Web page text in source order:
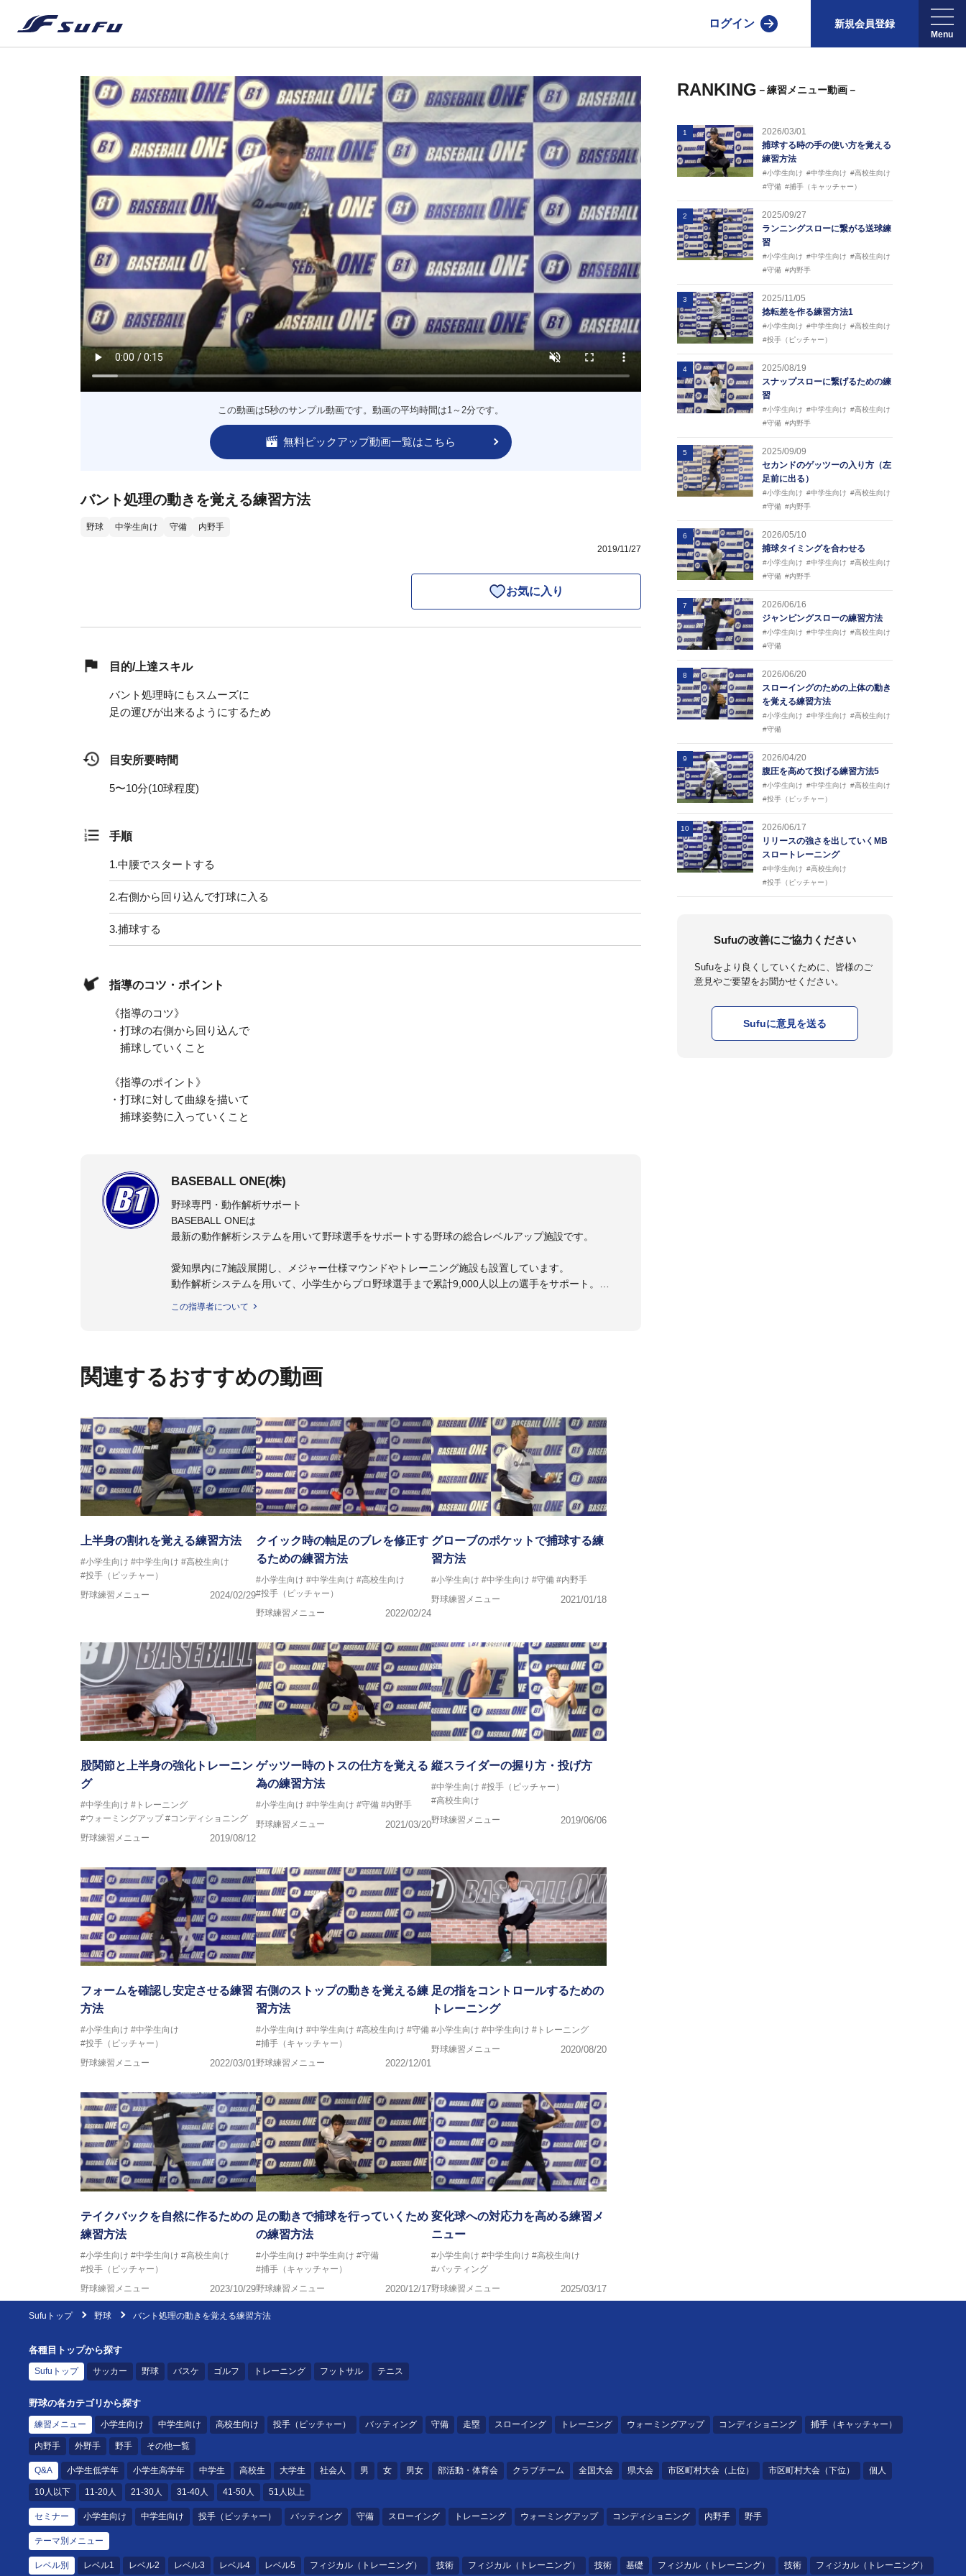
ログイン 新規会員登録
この動画は5秒のサンプル動画です。動画の平均時間は1～2分です。
無料ピックアップ動画一覧はこちら
バント処理の動きを覚える練習方法
野球 中学生向け 守備 内野手
2019/11/27
お気に入り
目的/上達スキル
バント処理時にもスムーズに
足の運びが出来るようにするため
目安所要時間
5〜10分(10球程度)
手順
1.中腰でスタートする
2.右側から回り込んで打球に入る
3.捕球する
指導のコツ・ポイント
《指導のコツ》
・打球の右側から回り込んで
捕球していくこと
《指導のポイント》
・打球に対して曲線を描いて
捕球姿勢に入っていくこと
BASEBALL ONE(株)
野球専門・動作解析サポート
BASEBALL ONEは
最新の動作解析システムを用いて野球選手をサポートする野球の総合レベルアップ施設です。
愛知県内に7施設展開し、メジャー仕様マウンドやトレーニング施設も設置しています。
動作解析システムを用いて、小学生からプロ野球選手まで累計9,000人以上の選手をサポート。
この指導者について
関連するおすすめの動画
上半身の割れを覚える練習方法
#小学生向け #中学生向け #高校生向け
#投手（ピッチャー）
野球練習メニュー
2024/02/29
クイック時の軸足のブレを修正す
るための練習方法
#小学生向け #中学生向け #高校生向け
#投手（ピッチャー）
野球練習メニュー
2022/02/24
グローブのポケットで捕球する練
習方法
#小学生向け #中学生向け #守備 #内野手
野球練習メニュー
2021/01/18
股関節と上半身の強化トレーニン
グ
#中学生向け #トレーニング
#ウォーミングアップ #コンディショニング
野球練習メニュー
2019/08/12
ゲッツー時のトスの仕方を覚える
為の練習方法
#小学生向け #中学生向け #守備 #内野手
野球練習メニュー
2021/03/20
縦スライダーの握り方・投げ方
#中学生向け #投手（ピッチャー）
#高校生向け
野球練習メニュー
2019/06/06
フォームを確認し安定させる練習
方法
#小学生向け #中学生向け
#投手（ピッチャー）
野球練習メニュー
2022/03/01
右側のストップの動きを覚える練
習方法
#小学生向け #中学生向け #高校生向け #守備
#捕手（キャッチャー）
野球練習メニュー
2022/12/01
足の指をコントロールするための
トレーニング
#小学生向け #中学生向け #トレーニング
野球練習メニュー
2020/08/20
テイクバックを自然に作るための
練習方法
#小学生向け #中学生向け #高校生向け
#投手（ピッチャー）
野球練習メニュー
2023/10/29
足の動きで捕球を行っていくため
の練習方法
#小学生向け #中学生向け #守備
#捕手（キャッチャー）
野球練習メニュー
2020/12/17
変化球への対応力を高める練習メ
ニュー
#小学生向け #中学生向け #高校生向け
#バッティング
野球練習メニュー
2025/03/17
RANKING －練習メニュー動画－
1
2026/03/01
捕球する時の手の使い方を覚える
練習方法
#小学生向け #中学生向け #高校生向け
#守備 #捕手（キャッチャー）
2
2025/09/27
ランニングスローに繋がる送球練
習
#小学生向け #中学生向け #高校生向け
#守備 #内野手
3
2025/11/05
捻転差を作る練習方法1
#小学生向け #中学生向け #高校生向け
#投手（ピッチャー）
4
2025/08/19
スナップスローに繋げるための練
習
#小学生向け #中学生向け #高校生向け
#守備 #内野手
5
2025/09/09
セカンドのゲッツーの入り方（左
足前に出る）
#小学生向け #中学生向け #高校生向け
#守備 #内野手
6
2026/05/10
捕球タイミングを合わせる
#小学生向け #中学生向け #高校生向け
#守備 #内野手
7
2026/06/16
ジャンピングスローの練習方法
#小学生向け #中学生向け #高校生向け
#守備
8
2026/06/20
スローイングのための上体の動き
を覚える練習方法
#小学生向け #中学生向け #高校生向け
#守備
9
2026/04/20
腹圧を高めて投げる練習方法5
#小学生向け #中学生向け #高校生向け
#投手（ピッチャー）
10
2026/06/17
リリースの強さを出していくMB
スロートレーニング
#中学生向け #高校生向け
#投手（ピッチャー）
Sufuの改善にご協力ください
Sufuをより良くしていくために、皆様のご
意見やご要望をお聞かせください。
Sufuに意見を送る
Sufuトップ 野球 バント処理の動きを覚える練習方法
各種目トップから探す
Sufuトップ サッカー 野球 バスケ ゴルフ トレーニング フットサル テニス
野球の各カテゴリから探す
練習メニュー 小学生向け 中学生向け 高校生向け 投手（ピッチャー） バッティング 守備 走塁 スローイング トレーニング ウォーミングアップ コンディショニング 捕手（キャッチャー）
内野手 外野手 野手 その他一覧
Q&A 小学生低学年 小学生高学年 中学生 高校生 大学生 社会人 男 女 男女 部活動・体育会 クラブチーム 全国大会 県大会 市区町村大会（上位） 市区町村大会（下位） 個人
10人以下 11-20人 21-30人 31-40人 41-50人 51人以上
セミナー 小学生向け 中学生向け 投手（ピッチャー） バッティング 守備 スローイング トレーニング ウォーミングアップ コンディショニング 内野手 野手
テーマ別メニュー
レベル別 レベル1 レベル2 レベル3 レベル4 レベル5 フィジカル（トレーニング） 技術 フィジカル（トレーニング） 技術 基礎 フィジカル（トレーニング） 技術 フィジカル（トレーニング）